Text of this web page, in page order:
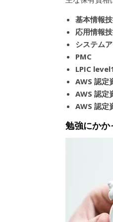
基本情報
応用情報
システム
PMC
LPIC
AWS 認定
AWS 認定
AWS 認定
勉強にかか